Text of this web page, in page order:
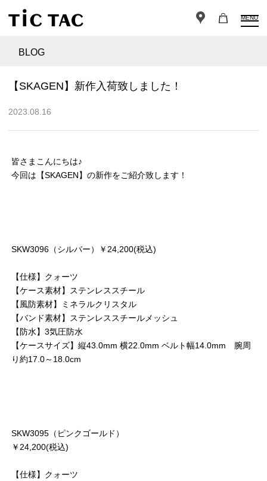
MENU
BLOG
【SKAGEN】新作入荷致しました！
2023.08.16
皆さまこんにちは♪
今回は【SKAGEN】の新作をご紹介致します！
SKW3096（シルバー）￥24,200(税込)
【仕様】クォーツ
【ケース素材】ステンレススチール
【風防素材】ミネラルクリスタル
【バンド素材】ステンレススチールメッシュ
【防水】3気圧防水
【ケースサイズ】縦43.0mm 横22.0mm ベルト幅14.0mm 腕周
り約17.0～18.0cm
SKW3095（ピンクゴールド）
￥24,200(税込)
【仕様】クォーツ